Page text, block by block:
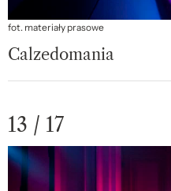
fot. materiały prasowe
Calzedomania
13 / 17